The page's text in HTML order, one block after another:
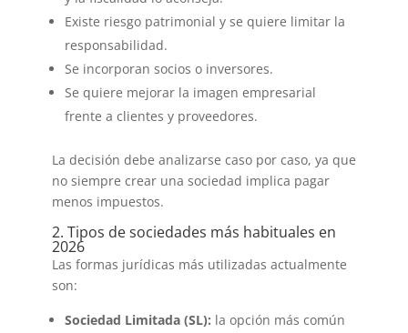
Existe riesgo patrimonial y se quiere limitar la
responsabilidad.
Se incorporan socios o inversores.
Se quiere mejorar la imagen empresarial
frente a clientes y proveedores.
La decisión debe analizarse caso por caso, ya que
no siempre crear una sociedad implica pagar
menos impuestos.
2. Tipos de sociedades más habituales en
2026
Las formas jurídicas más utilizadas actualmente
son:
Sociedad Limitada (SL): la opción más común